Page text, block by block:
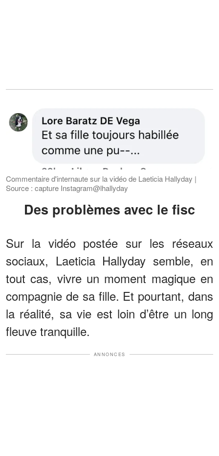
Commentaire d'internaute sur la vidéo de Laeticia Hallyday |
Source : capture Instagram@lhallyday
Des problèmes avec le fisc
Sur la vidéo postée sur les réseaux
sociaux, Laeticia Hallyday semble, en
tout cas, vivre un moment magique en
compagnie de sa fille. Et pourtant, dans
la réalité, sa vie est loin d’être un long
fleuve tranquille.
ANNONCES